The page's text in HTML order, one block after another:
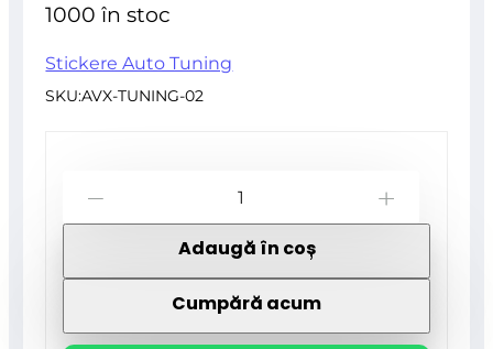
135,70 lei.
1000 în stoc
Stickere Auto Tuning
SKU:AVX-TUNING-02
Sticker
model
Adaugă în coș
Cumpără acum